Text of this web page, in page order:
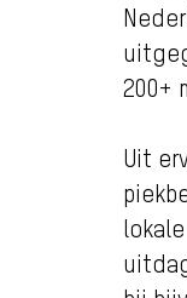
200+
Uit